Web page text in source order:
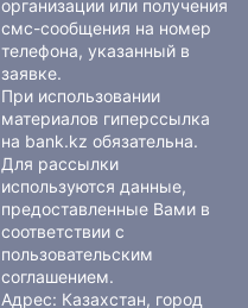
организации или получения
смс-сообщения на номер
телефона, указанный в
заявке.
При использовании
материалов гиперссылка
на bank.kz обязательна.
Для рассылки
используются данные,
предоставленные Вами в
соответствии с
пользовательским
соглашением.
Адрес: Казахстан, город